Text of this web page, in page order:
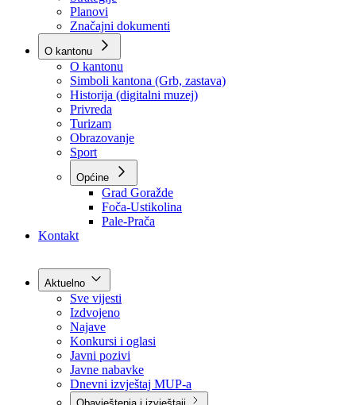
Program rada Vlade
Ekspoze premijera
Strategije
Planovi
Značajni dokumenti
O kantonu
O kantonu
Simboli kantona (Grb, zastava)
Historija (digitalni muzej)
Privreda
Turizam
Obrazovanje
Sport
Općine
Kontakt
Aktuelno
Sve vijesti
Izdvojeno
Najave
Konkursi i oglasi
Javni pozivi